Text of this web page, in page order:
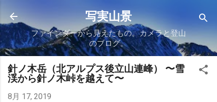
スキップしてメイン コンテンツに移動
写実山景
ファインダーから見えたもの。カメラと登山
のブログ。
針ノ木岳（北アルプス後立山連峰） 〜雪
渓から針ノ木峠を越えて〜
8月 17, 2019